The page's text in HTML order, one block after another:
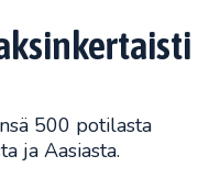
500 potilasta
ja Aasiasta.